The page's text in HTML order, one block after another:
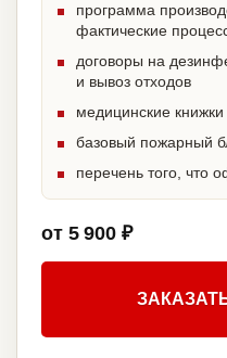
программа
фактические
договоры на
и вывоз отходов
медицинские
базовый пожарный
перечень того, что
от 5 900 ₽